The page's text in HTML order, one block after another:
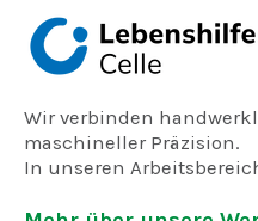
Wir verbinden
maschineller Präzision.
In unseren